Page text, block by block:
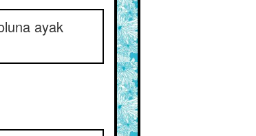
ayak